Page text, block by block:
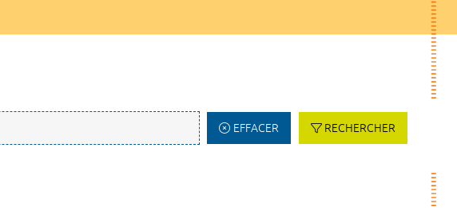
EFFACER RECHERCHER